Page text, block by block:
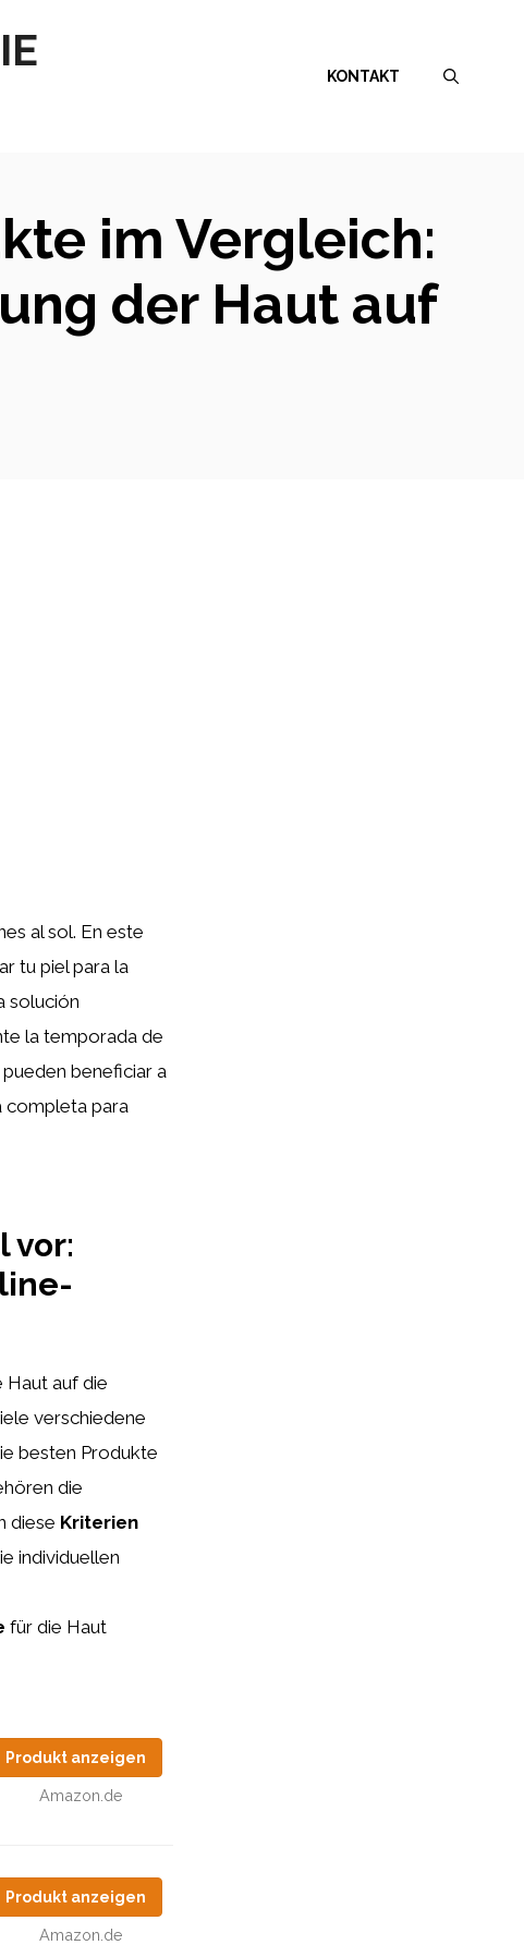
KONTAKT
im Vergleich:
der Haut auf
al sol. En este
tu piel para la
solución
la temporada de
beneficiar a
completa para
vor:
Haut auf die
verschiedene
besten Produkte
die
diese Kriterien
individuellen
für die Haut
Produkt anzeigen
Amazon.de
Produkt anzeigen
Amazon.de